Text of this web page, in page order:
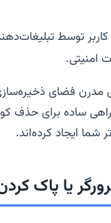
کاربر توسط
امنیتی.
مدرن فضای
راهی ساده برای
شما ایجاد کرده‌اند.
یا پاک